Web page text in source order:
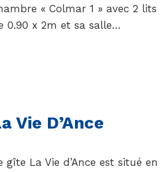
« Colmar 1 » avec 2 lits
0.90 x 2m et sa salle…
Vie D’Ance
gîte La Vie d’Ance est situé en